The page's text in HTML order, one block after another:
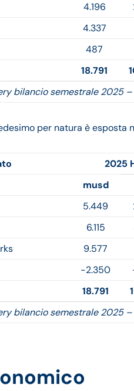
4.196
4.337
487
18.791
bilancio semestrale 2025
per natura è esposta
2025
musd
5.449
6.115
9.577
-2.350
18.791
bilancio semestrale 2025